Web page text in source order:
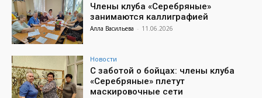
Члены клуба «Серебряные»
занимаются каллиграфией
Алла Васильева - 11.06.2026
Новости
С заботой о бойцах: члены клуба
«Серебряные» плетут
маскировочные сети